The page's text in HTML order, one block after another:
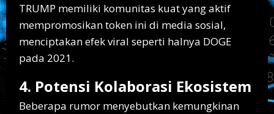
TRUMP memiliki komunitas kuat yang aktif
mempromosikan token ini di media sosial,
menciptakan efek viral seperti halnya DOGE
pada 2021.
4. Potensi Kolaborasi Ekosistem
Beberapa rumor menyebutkan kemungkinan